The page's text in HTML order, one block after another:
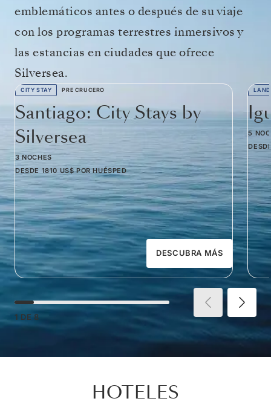
emblemáticos antes o después de su viaje
con los programas terrestres inmersivos y
las estancias en ciudades que ofrece
Silversea.
CITY STAY PRE CRUCERO
Santiago: City Stays by
Silversea
3 NOCHES
DESDE 1810 US$ POR HUÉSPED
DESCUBRA MÁS
5
1 DE 8
HOTELES